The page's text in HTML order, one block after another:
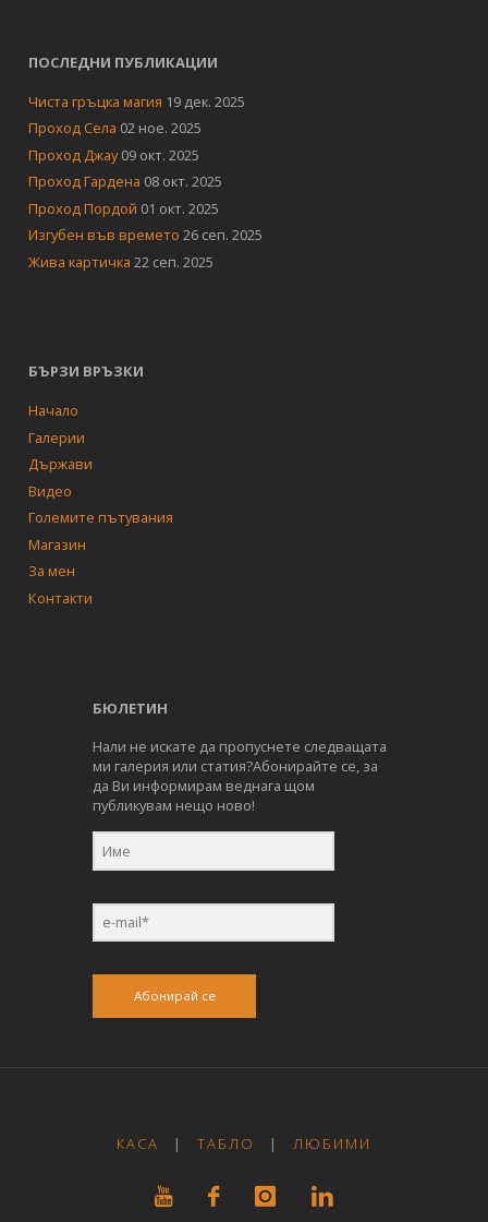
ПОСЛЕДНИ ПУБЛИКАЦИИ
Чиста гръцка магия 19 дек. 2025
Проход Села 02 ное. 2025
Проход Джау 09 окт. 2025
Проход Гардена 08 окт. 2025
Проход Пордой 01 окт. 2025
Изгубен във времето 26 сеп. 2025
Жива картичка 22 сеп. 2025
БЪРЗИ ВРЪЗКИ
Начало
Галерии
Държави
Видео
Големите пътувания
Магазин
За мен
Контакти
БЮЛЕТИН
Нали не искате да пропуснете следващата
ми галерия или статия?Абонирайте се, за
да Ви информирам веднага щом
публикувам нещо ново!
Абонирай се
КАСА | ТАБЛО | ЛЮБИМИ